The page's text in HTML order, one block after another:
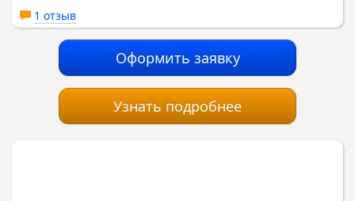
1 отзыв
Оформить заявку
Узнать подробнее